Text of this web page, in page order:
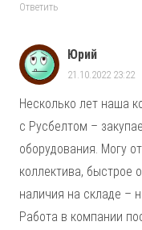
Ответить
Юрий
21.10.2022 23:22
Несколько лет наша
с Русбелтом –
оборудования. Могу
коллектива, быстрое
наличия на складе –
Работа в компании